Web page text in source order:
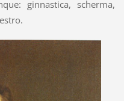
ginnastica, scherma,